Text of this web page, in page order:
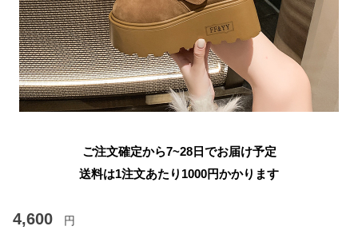
ご注文確定から7~28日でお届け予定
送料は1注文あたり 1000円かかります
4,600 円